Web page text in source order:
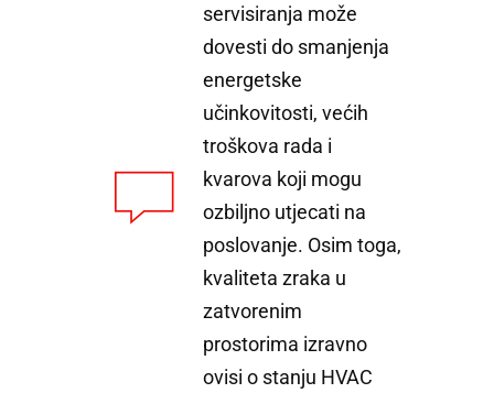
servisiranja može
dovesti do smanjenja
energetske
učinkovitosti, većih
troškova rada i
kvarova koji mogu
ozbiljno utjecati na
poslovanje. Osim toga,
kvaliteta zraka u
zatvorenim
prostorima izravno
ovisi o stanju HVAC